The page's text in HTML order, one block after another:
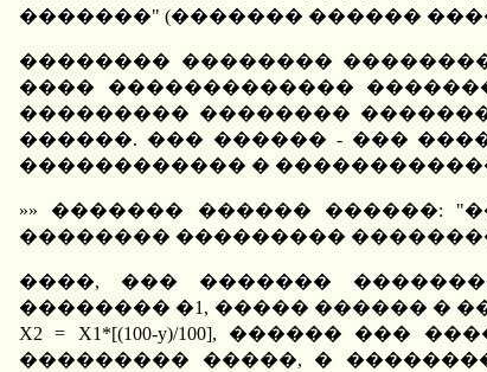
�������" (������� ������
�������� ��������
���� �������������
��������� ��������
������. ��� ������ - ���
������������ �
»» ������� ������ ������:
�������� ���������
����, ��� �������
�������� �1, ����� ������ �
X2 = X1*[(100-y)/100], ������ ���
��������� �����, �